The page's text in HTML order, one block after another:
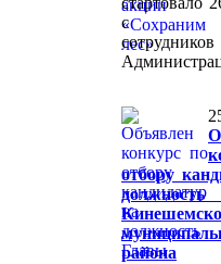
с
сотрудников
отбору
района